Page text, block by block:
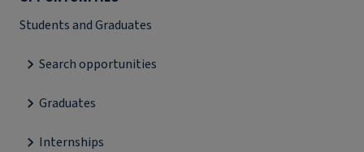
Students and Graduates
Search opportunities
Graduates
Internships